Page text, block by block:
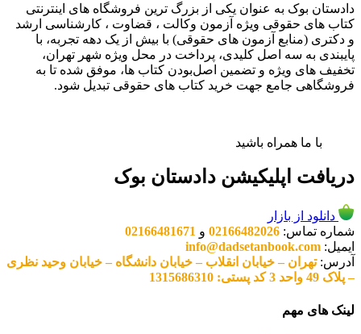
دادستان بوک به عنوان یکی از بزرگ ترین فروشگاه های اینترنتی
کتاب های حقوقی ویژه آزمون وکالت ، قضاوت ، کارشناسی ارشد
و دکتری (منابع آزمون های حقوقی) با بیش از یک دهه تجربه، با
پایبندی به سه اصل کلیدی، پرداخت در محل ویژه شهر تهران،
تخفیف های ویژه و تضمین اصل‌بودن کتاب ها، موفق شده تا به
فروشگاهی جامع جهت خرید کتاب های حقوقی تبدیل شود.
با ما همراه باشید
دریافت اپلیکیشن دادستان بوک
دانلود از بازار
شماره تماس: 02166482026 و 02166481671
ایمیل: info@dadsetanbook.com
آدرس:تهران – خیابان انقلاب – خیابان دانشگاه – خیابان وحید نظری
– پلاک 49 واحد 3 کد پستی: 1315686310
لینک های مهم